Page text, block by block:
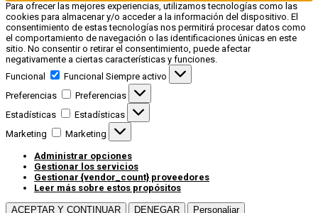
Para ofrecer las mejores experiencias, utilizamos tecnologías como las
cookies para almacenar y/o acceder a la información del dispositivo. El
consentimiento de estas tecnologías nos permitirá procesar datos como
el comportamiento de navegación o las identificaciones únicas en este
sitio. No consentir o retirar el consentimiento, puede afectar
negativamente a ciertas características y funciones.
Funcional
Funcional Siempre activo
Preferencias
Preferencias
Estadísticas
Estadísticas
Marketing
Marketing
Administrar opciones
Gestionar los servicios
Gestionar {vendor_count} proveedores
Leer más sobre estos propósitos
ACEPTAR Y CONTINUAR DENEGAR
Personaliar